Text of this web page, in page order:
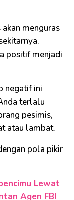
menguras
positif menjadi
negatif ini
terlalu
pesimis,
atau lambat.
pola pikir
Lewat
Agen FBI